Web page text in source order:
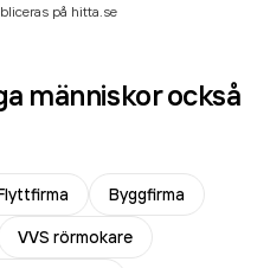
på hitta.se
människor också
Byggfirma
VVS rörmokare